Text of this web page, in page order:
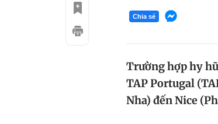
Chia sẻ
Trường hợp hy
TAP Portugal
Nha) đến Nice